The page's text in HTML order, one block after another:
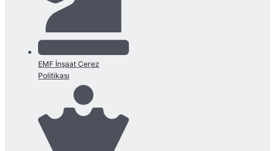
EMF İnşaat Çerez
Politikası